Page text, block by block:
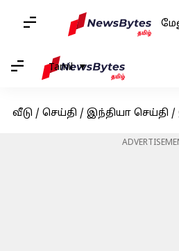
Tamil
வீடு / செய்தி / இந்தியா செய்தி /